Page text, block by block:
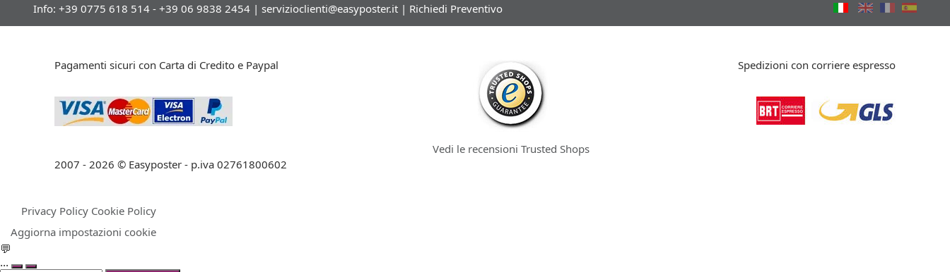
Info: +39 0775 618 514 - +39 06 9838 2454 | servizioclienti@easyposter.it | Richiedi Preventivo
Pagamenti sicuri con Carta di Credito e Paypal
2007 - 2026 © Easyposter - p.iva 02761800602
Vedi le recensioni Trusted Shops
Spedizioni con corriere espresso
Privacy Policy Cookie Policy
Aggiorna impostazioni cookie
💬
...